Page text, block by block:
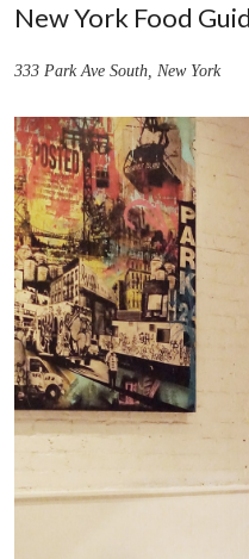
New York Food
333 Park Ave South, New York